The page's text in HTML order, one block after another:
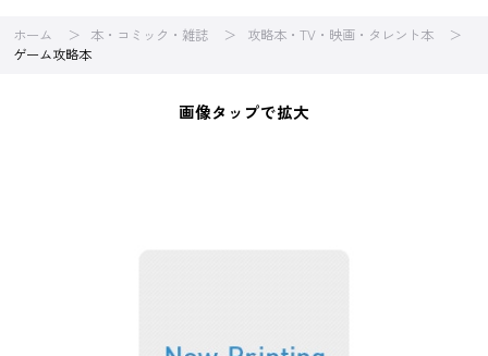
ホーム 本・コミック・雑誌
攻略本・TV・映画・タレント本
ゲーム攻略本
画像タップで拡大